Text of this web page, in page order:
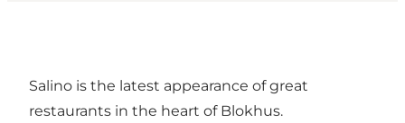
Salino is the latest appearance of great
restaurants in the heart of Blokhus.